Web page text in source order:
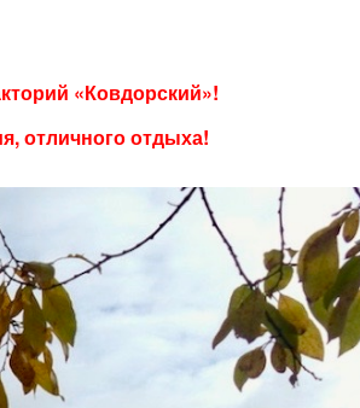
«Ковдорский»!
отличного отдыха!